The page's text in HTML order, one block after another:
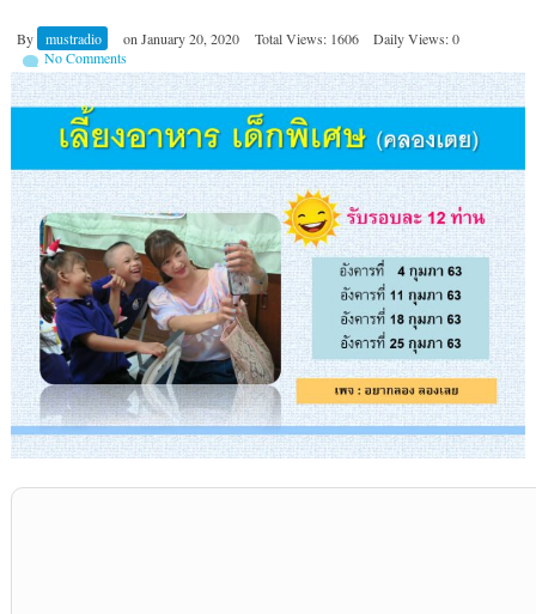
By mustradio on January 20, 2020 Total Views: 1606
Daily Views: 0
No Comments